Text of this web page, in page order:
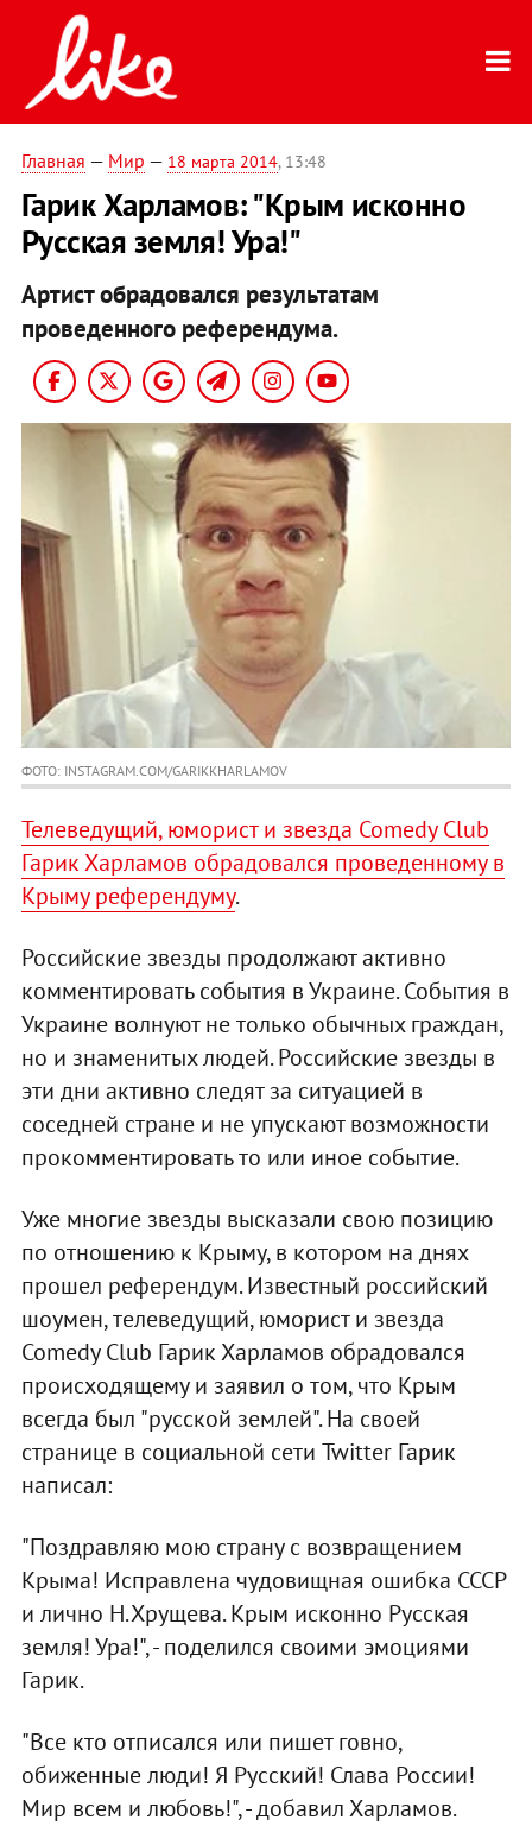
Главная — Мир — 18 марта 2014, 13:48
Гарик Харламов: "Крым исконно
Русская земля! Ура!"
Артист обрадовался результатам
проведенного референдума.
ФОТО: INSTAGRAM.COM/GARIKKHARLAMOV
Телеведущий, юморист и звезда Comedy Club
Гарик Харламов обрадовался проведенному в
Крыму референдуму.
Российские звезды продолжают активно
комментировать события в Украине. События в
Украине волнуют не только обычных граждан,
но и знаменитых людей. Российские звезды в
эти дни активно следят за ситуацией в
соседней стране и не упускают возможности
прокомментировать то или иное событие.
Уже многие звезды высказали свою позицию
по отношению к Крыму, в котором на днях
прошел референдум. Известный российский
шоумен, телеведущий, юморист и звезда
Comedy Club Гарик Харламов обрадовался
происходящему и заявил о том, что Крым
всегда был "русской землей". На своей
странице в социальной сети Twitter Гарик
написал:
"Поздравляю мою страну с возвращением
Крыма! Исправлена чудовищная ошибка СССР
и лично Н.Хрущева. Крым исконно Русская
земля! Ура!", - поделился своими эмоциями
Гарик.
"Все кто отписался или пишет говно,
обиженные люди! Я Русский! Слава России!
Мир всем и любовь!", - добавил Харламов.